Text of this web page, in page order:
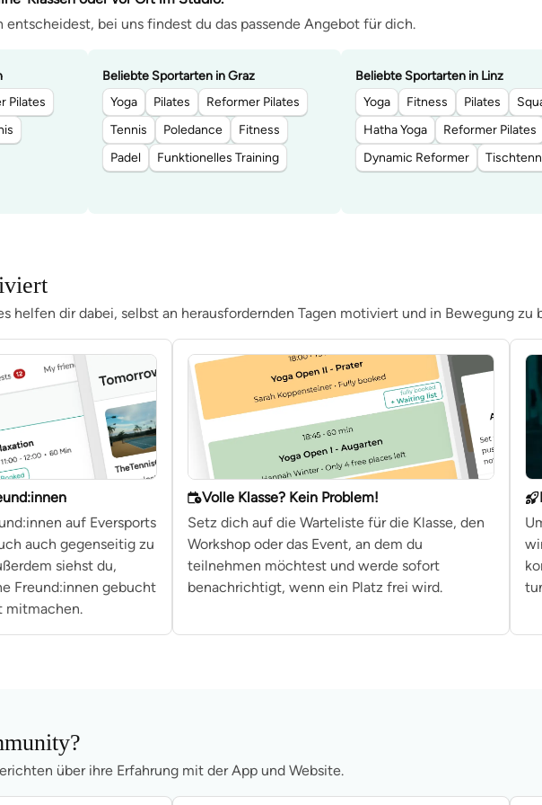
bei uns findest du das passende Angebot für dich.
Pilates
Beliebte Sportarten in Graz
Yoga
Pilates
Reformer Pilates
Tennis
Poledance
Fitness
Padel
Funktionelles Training
Beliebte Sportarten in Linz
Yoga
Fitness Pilates
Hatha Yoga
Reformer Pilates
Dynamic Reformer
helfen dir dabei, selbst an herausfordernden Tagen motiviert und in Bewegung zu
auf Eversports
auch gegenseitig zu
siehst du,
Freund:innen gebucht
mitmachen.
Volle Klasse? Kein Problem!
Setz dich auf die Warteliste für die Klasse, den
Workshop oder das Event, an dem du
teilnehmen möchtest und werde sofort
benachrichtigt, wenn ein Platz frei wird.
über ihre Erfahrung mit der App und Website.